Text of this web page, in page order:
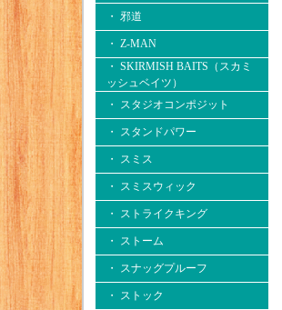
・ 邪道
・ Z-MAN
・ SKIRMISH BAITS（スカミ
ッシュベイツ）
・ スタジオコンポジット
・ スタンドパワー
・ スミス
・ スミスウィック
・ ストライクキング
・ ストーム
・ スナッグプルーフ
・ ストック